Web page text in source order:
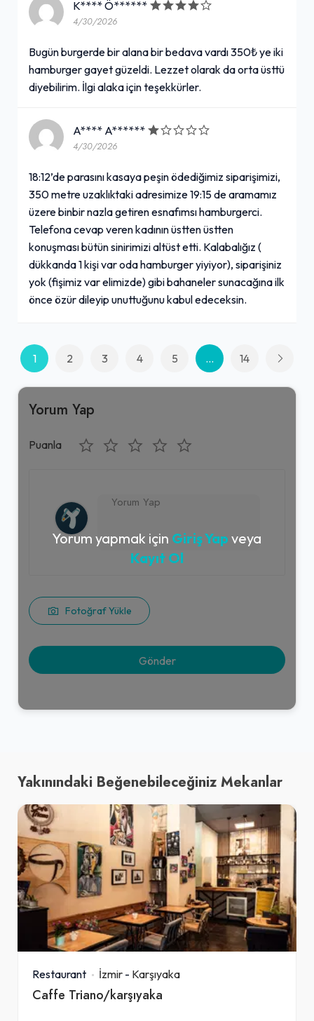
K**** Ö******
4/30/2026
Bugün burgerde bir alana bir bedava vardı 350₺ ye iki
hamburger gayet güzeldi. Lezzet olarak da orta üsttü
diyebilirim. İlgi alaka için teşekkürler.
A**** A******
4/30/2026
18:12’de parasını kasaya peşin ödediğimiz siparişimizi,
350 metre uzaklıktaki adresimize 19:15 de aramamız
üzere binbir nazla getiren esnafımsı hamburgerci.
Telefona cevap veren kadının üstten üstten
konuşması bütün sinirimizi altüst etti. Kalabalığız (
dükkanda 1 kişi var oda hamburger yiyiyor), siparişiniz
yok (fişimiz var elimizde) gibi bahaneler sunacağına ilk
önce özür dileyip unuttuğunu kabul edeceksin.
1 2 3 4 5 ... 14
Yorum Yap
Puanla
Fotoğraf Yükle
Yorum yapmak için Giriş Yap veya
Kayıt Ol
Yakınındaki Beğenebileceğiniz Mekanlar
Restaurant İzmir - Karşıyaka
Caffe Triano/karşıyaka